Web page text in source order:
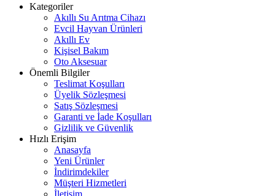
Kategoriler
Akıllı Su Arıtma Cihazı
Evcil Hayvan Ürünleri
Akıllı Ev
Kişisel Bakım
Oto Aksesuar
Önemli Bilgiler
Teslimat Koşulları
Üyelik Sözleşmesi
Satış Sözleşmesi
Garanti ve İade Koşulları
Gizlilik ve Güvenlik
Hızlı Erişim
Anasayfa
Yeni Ürünler
İndirimdekiler
Müşteri Hizmetleri
İletişim